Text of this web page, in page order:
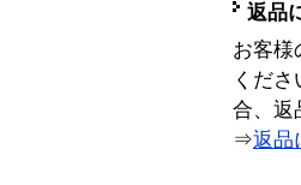
返品
お客様
くだ
合、返
⇒返品